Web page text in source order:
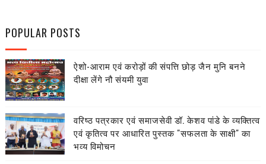
POPULAR POSTS
ऐशो-आराम एवं करोड़ों की संपत्ति छोड़ जैन मुनि बनने
दीक्षा लेंगे नौ संयमी युवा
वरिष्ठ पत्रकार एवं समाजसेवी डॉ. केशव पांडे के व्यक्तित्व
एवं कृतित्व पर आधारित पुस्तक "सफलता के साक्षी" का
भव्य विमोचन